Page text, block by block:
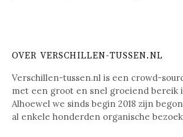
OVER VERSCHILLEN-TUSSEN.NL
Verschillen-tussen.nl is een crowd-
met een groot en snel groeiend bereik
Alhoewel we sinds begin 2018 zijn
al enkele honderden organische